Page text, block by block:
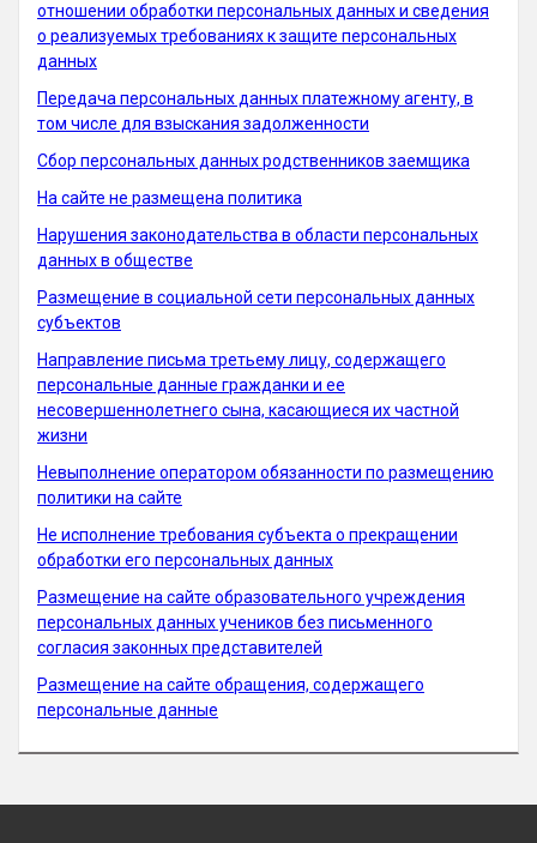
отношении обработки персональных данных и сведения
о реализуемых требованиях к защите персональных
данных
Передача персональных данных платежному агенту, в
том числе для взыскания задолженности
Сбор персональных данных родственников заемщика
На сайте не размещена политика
Нарушения законодательства в области персональных
данных в обществе
Размещение в социальной сети персональных данных
субъектов
Направление письма третьему лицу, содержащего
персональные данные гражданки и ее
несовершеннолетнего сына, касающиеся их частной
жизни
Невыполнение оператором обязанности по размещению
политики на сайте
Не исполнение требования субъекта о прекращении
обработки его персональных данных
Размещение на сайте образовательного учреждения
персональных данных учеников без письменного
согласия законных представителей
Размещение на сайте обращения, содержащего
персональные данные